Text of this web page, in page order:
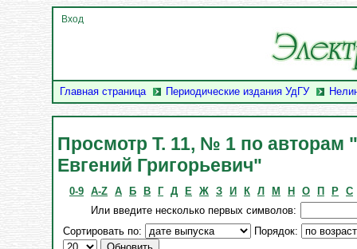
Главная страница Периодические издания УдГУ
Вход
Просмотр Т. 11, № 1 по авторам
Евгений Григорьевич"
0-9 A-Z А Б В Г Д Е Ж З И К Л М Н О П Р С
Или введите несколько первых символов:
Сортировать по:
Порядок: